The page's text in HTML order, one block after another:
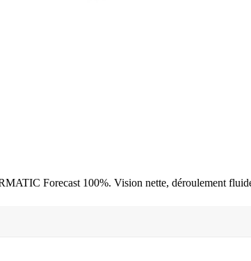
Forecast 100%. Vision nette, déroulement